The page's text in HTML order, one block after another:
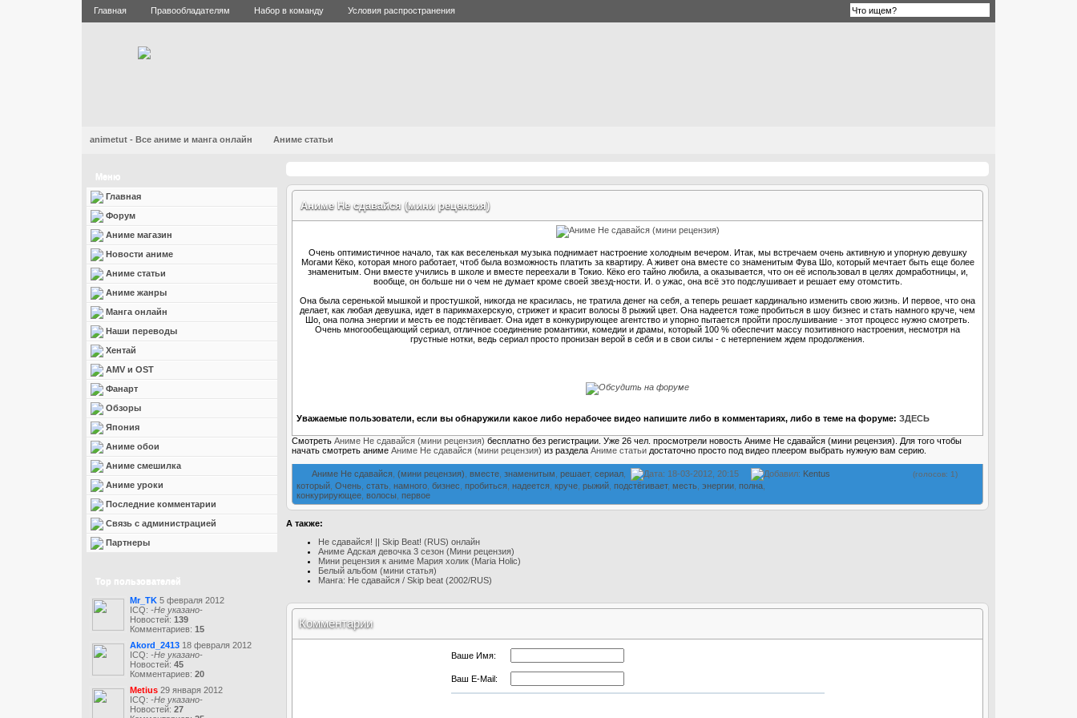
Главная Правообладателям Набор в команду Условия распространения
animetut - Все аниме и манга онлайн Аниме статьи
Меню
Главная
Форум
Аниме магазин
Новости аниме
Аниме статьи
Аниме жанры
Манга онлайн
Наши переводы
Хентай
AMV и OST
Фанарт
Обзоры
Япония
Аниме обои
Аниме смешилка
Аниме уроки
Последние комментарии
Связь с администрацией
Партнеры
Top пользователей
Mr_TK 5 февраля 2012
ICQ: -Не указано-
Новостей: 139
Комментариев: 15
Akord_2413 18 февраля 2012
ICQ: -Не указано-
Новостей: 45
Комментариев: 20
Metius 29 января 2012
ICQ: -Не указано-
Новостей: 27
Аниме Не сдавайся (мини рецензия)
Очень оптимистичное начало, так как веселенькая музыка поднимает настроение холодным вечером. Итак, мы встречаем очень активную и упорную девушку
Могами Кёко, которая много работает, чтоб была возможность платить за квартиру. А живет она вместе со знаменитым Фува Шо, который мечтает быть еще более
знаменитым. Они вместе учились в школе и вместе переехали в Токио. Кёко его тайно любила, а оказывается, что он её использовал в целях домработницы, и,
вообще, он больше ни о чем не думает кроме своей звезд-ности. И. о ужас, она всё это подслушивает и решает ему отомстить.
Она была серенькой мышкой и простушкой, никогда не красилась, не тратила денег на себя, а теперь решает кардинально изменить свою жизнь. И первое, что она
делает, как любая девушка, идет в парикмахерскую, стрижет и красит волосы 8 рыжий цвет. Она надеется тоже пробиться в шоу бизнес и стать намного круче, чем
Шо, она полна энергии и месть ее подстёгивает. Она идет в конкурирующее агентство и упорно пытается пройти прослушивание - этот процесс нужно смотреть.
Очень многообещающий сериал, отличное соединение романтики, комедии и драмы, который 100 % обеспечит массу позитивного настроения, несмотря на
грустные нотки, ведь сериал просто пронизан верой в себя и в свои силы - с нетерпением ждем продолжения.
Уважаемые пользователи, если вы обнаружили какое либо нерабочее видео напишите либо в комментариях, либо в теме на форуме: ЗДЕСЬ
Смотреть Аниме Не сдавайся (мини рецензия) бесплатно без регистрации. Уже 26 чел. просмотрели новость Аниме Не сдавайся (мини рецензия). Для того чтобы
начать смотреть аниме Аниме Не сдавайся (мини рецензия) из раздела Аниме статьи достаточно просто под видео плеером выбрать нужную вам серию.
(голосов: 1)
Добавил: Kentus
Дата: 18-03-2012, 20:15
Аниме Не сдавайся (мини рецензия) вместе знаменитым решает, сериал
который Очень стать намного бизнес пробиться надеется круче рыжий подстёгивает, месть энергии полна
конкурирующее волосы первое
А также:
Не сдавайся! || Skip Beat! (RUS) онлайн
Аниме Адская девочка 3 сезон (Мини рецензия)
Мини рецензия к аниме Мария холик (Maria Holic)
Белый альбом (мини статья)
Манга: Не сдавайся / Skip beat (2002/RUS)
Комментарии
Ваше Имя:
Ваш E-Mail: